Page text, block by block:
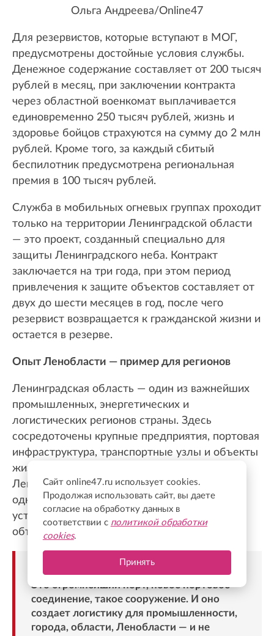
Ольга Андреева/Online47
Для резервистов, которые вступают в МОГ,
предусмотрены достойные условия службы.
Денежное содержание составляет от 200 тысяч
рублей в месяц, при заключении контракта
через областной военкомат выплачивается
единовременно 250 тысяч рублей, жизнь и
здоровье бойцов страхуются на сумму до 2 млн
рублей. Кроме того, за каждый сбитый
беспилотник предусмотрена региональная
премия в 100 тысяч рублей.
Служба в мобильных огневых группах проходит
только на территории Ленинградской области
— это проект, созданный специально для
защиты Ленинградского неба. Контракт
заключается на три года, при этом период
привлечения к защите объектов составляет от
двух до шести месяцев в год, после чего
резервист возвращается к гражданской жизни и
остается в резерве.
Опыт Ленобласти — пример для регионов
Ленинградская область — один из важнейших
промышленных, энергетических и
логистических регионов страны. Здесь
сосредоточены крупные предприятия, портовая
инфраструктура, транспортные узлы и объекты
жизнеобеспечения, поэтому защита
Ленинградского неба направлена
одновременно на безопасность жителей и
устойчивую работу критически важных
объектов.
«Нападения осуществляют на Усть-Лугу.
Это огромнейший порт, новое портовое
соединение, такое сооружение. И оно
создает логистику для промышленности,
города, области, Ленобласти — и не
Сайт online47.ru использует cookies.
Продолжая использовать сайт, вы даете
согласие на обработку данных в
соответствии с политикой обработки
cookies.
Принять